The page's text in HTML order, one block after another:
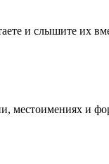
и слышите их
местоимениях и